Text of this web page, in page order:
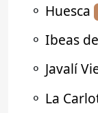
⚬ Huesca
⚬ Ibeas
⚬ Javalí
⚬ La